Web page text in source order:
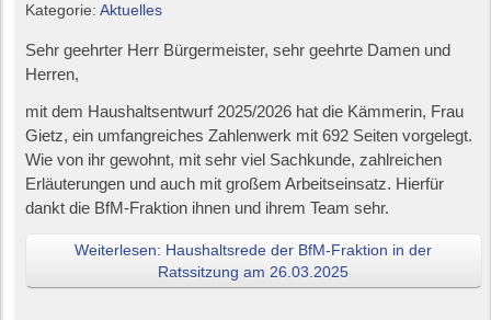
Kategorie:Aktuelles
Sehr geehrter Herr Bürgermeister, sehr geehrte Damen und
Herren,
mit dem Haushaltsentwurf 2025/2026 hat die Kämmerin, Frau
Gietz, ein umfangreiches Zahlenwerk mit 692 Seiten vorgelegt.
Wie von ihr gewohnt, mit sehr viel Sachkunde, zahlreichen
Erläuterungen und auch mit großem Arbeitseinsatz. Hierfür
dankt die BfM-Fraktion ihnen und ihrem Team sehr.
Weiterlesen: Haushaltsrede der BfM-Fraktion in der
Ratssitzung am 26.03.2025